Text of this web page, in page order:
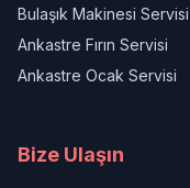
Bulaşık Makinesi Servisi
Ankastre Fırın Servisi
Ankastre Ocak Servisi
Bize Ulaşın